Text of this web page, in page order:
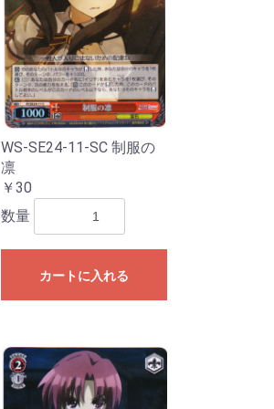
WS-SE24-11-SC 制服の
凛
￥30
数量
カートに入れる